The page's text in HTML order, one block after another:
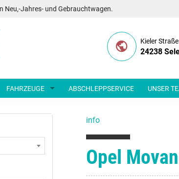
Neu,-Jahres- und Gebrauchtwagen.
Kieler
24238
FAHRZEUGE ABSCHLEPPSERVICE UNSER
info
Opel